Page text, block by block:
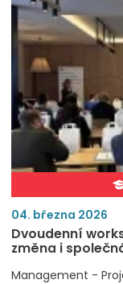
04. března 2026
Dvoudenní
změna i
Management -